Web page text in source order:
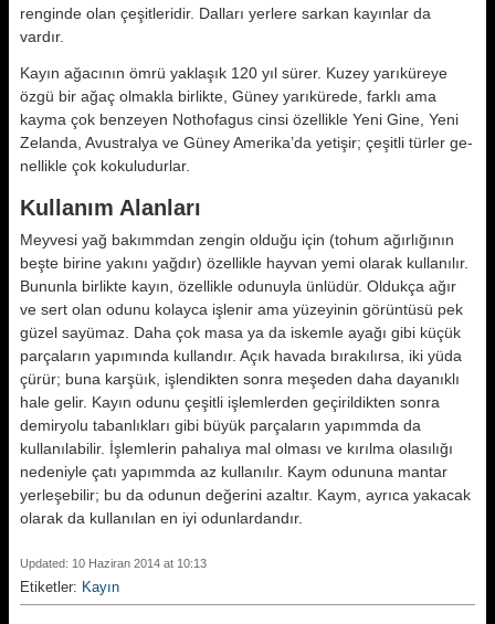
renginde olan çeşitleridir. Dalları yerlere sarkan kayınlar da
vardır.
Kayın ağacının ömrü yaklaşık 120 yıl sürer. Kuzey yarıküreye
özgü bir ağaç olmakla birlikte, Güney yarıkürede, farklı ama
kayma çok benzeyen Nothofagus cinsi özellikle Yeni Gine, Ye­ni
Zelanda, Avustralya ve Güney Amerika’da yetişir; çeşitli türler ge­
nellikle çok kokuludurlar.
Kullanım Alanları
Meyvesi yağ bakımmdan zengin oldu­ğu için (tohum ağırlığının
beşte biri­ne yakını yağdır) özellikle hayvan yemi olarak kullanılır.
Bununla birlik­te kayın, özellikle odunuyla ünlüdür. Oldukça ağır
ve sert olan odunu ko­layca işlenir ama yüzeyinin görüntü­sü pek
güzel sayümaz. Daha çok ma­sa ya da iskemle ayağı gibi küçük
par­çaların yapımında kullandır. Açık ha­vada bırakılırsa, iki yüda
çürür; bu­na karşüık, işlendikten sonra meşeden daha dayanıklı
hale gelir. Kayın odu­nu çeşitli işlemlerden geçirildikten sonra
demiryolu tabanlıkları gibi bü­yük parçaların yapımmda da
kullanı­labilir. İşlemlerin pahalıya mal olma­sı ve kırılma olasılığı
nedeniyle çatı yapımmda az kullanılır. Kaym odunu­na mantar
yerleşebilir; bu da odunun değerini azaltır. Kaym, ayrıca yaka­cak
olarak da kullanılan en iyi odun­lardandır.
Updated: 10 Haziran 2014 at 10:13
Etiketler: Kayın